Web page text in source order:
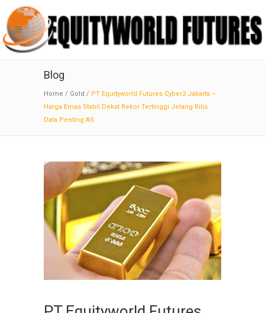
Blog
Home / Gold / PT Equityworld Futures Cyber2 Jakarta –
Harga Emas Stabil Dekat Rekor Tertinggi Jelang Rilis
Data Penting AS